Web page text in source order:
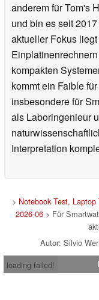
anderem für Tom's
und bin es seit
aktueller Fokus
kompakten
kommt ein Faible
insbesondere für
als Laboringenieur
Interpretation
> Notebook Test, Laptop
2026-06 > Für
Autor: Silvio
loading failed!